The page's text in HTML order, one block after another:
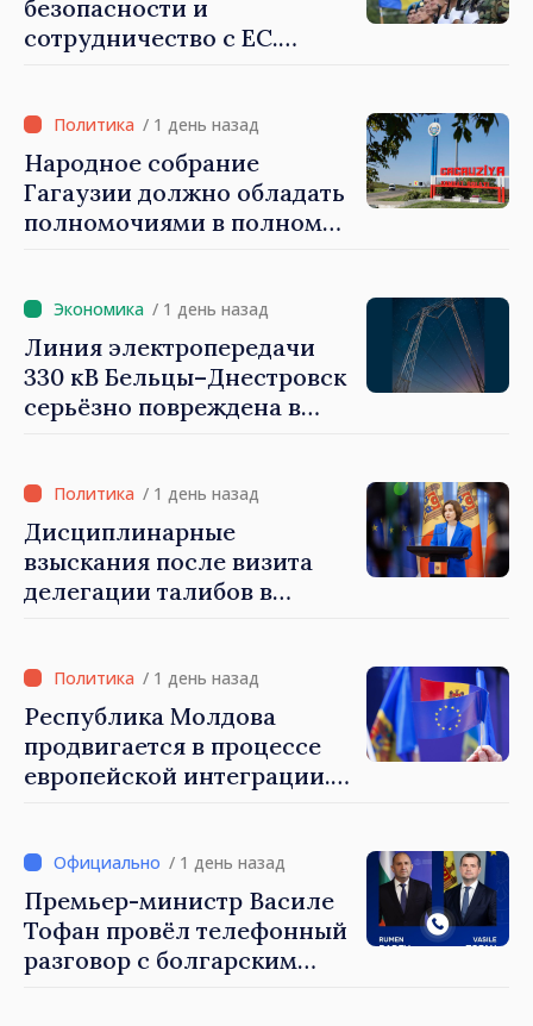
безопасности и
сотрудничество с ЕС.
обороны на 2024–2034 годы
опубликована в Monitorul
Oficial
/ 1 день назад
Народное собрание
Гагаузии должно обладать
полномочиями в полном
быть свободными и
честными»
/ 1 день назад
Линия электропередачи
330 кВ Бельцы–Днестровск
серьёзно повреждена в
/ 1 день назад
Дисциплинарные
взыскания после визита
делегации талибов в
занимающие высокие
должности, не знают
политики государства»
/ 1 день назад
Республика Молдова
продвигается в процессе
европейской интеграции.
блокирует» / 1 день назад
Премьер-министр Василе
Тофан провёл телефонный
разговор с болгарским